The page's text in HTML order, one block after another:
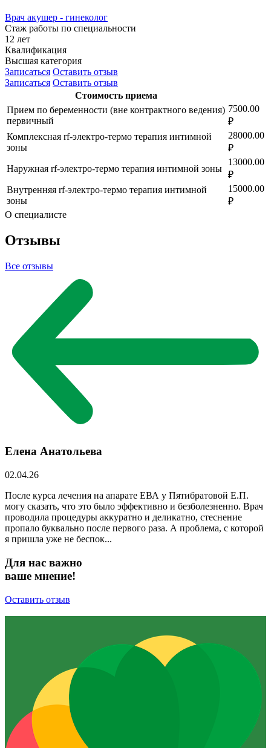
Врач акушер - гинеколог
Стаж работы по специальности
12 лет
Квалификация
Высшая категория
Записаться Оставить отзыв
Записаться Оставить отзыв
Стоимость приема
Прием по беременности (вне контрактного ведения)
первичный
7500.00
₽
Комплексная rf-электро-термо терапия интимной
зоны
28000.00
₽
Наружная rf-электро-термо терапия интимной зоны
13000.00
₽
Внутренняя rf-электро-термо терапия интимной
зоны
15000.00
₽
О специалисте
Отзывы
Все отзывы
Елена Анатольева
02.04.26
После курса лечения на апарате ЕВА у Пятибратовой Е.П.
могу сказать, что это было эффективно и безболезненно. Врач
проводила процедуры аккуратно и деликатно, стеснение
пропало буквально после первого раза. А проблема, с которой
я пришла уже не беспок...
Для нас важно
ваше мнение!
Оставить отзыв